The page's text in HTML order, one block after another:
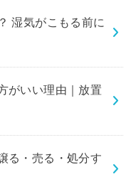
湿気がこもる前に
がいい理由｜放置
る・売る・処分す